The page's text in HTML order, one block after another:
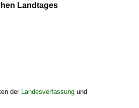
Landtages
der Landesverfassung und